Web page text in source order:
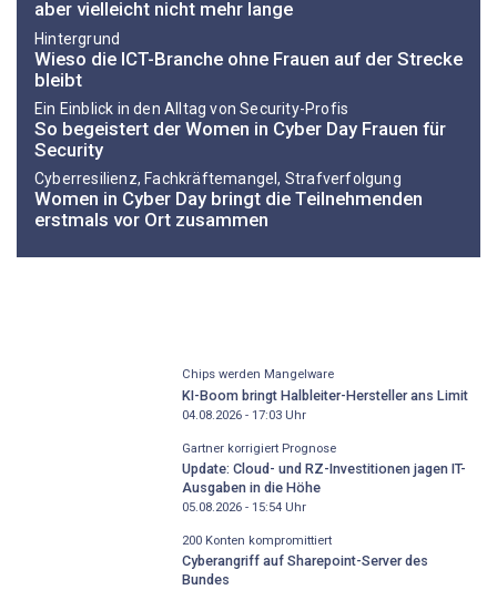
aber vielleicht nicht mehr lange
Hintergrund
Wieso die ICT-Branche ohne Frauen auf der Strecke
bleibt
Ein Einblick in den Alltag von Security-Profis
So begeistert der Women in Cyber Day Frauen für
Security
Cyberresilienz, Fachkräftemangel, Strafverfolgung
Women in Cyber Day bringt die Teilnehmenden
erstmals vor Ort zusammen
Chips werden Mangelware
KI-Boom bringt Halbleiter-Hersteller ans Limit
04.08.2026 - 17:03Uhr
Gartner korrigiert Prognose
Update: Cloud- und RZ-Investitionen jagen IT-
Ausgaben in die Höhe
05.08.2026 - 15:54Uhr
200 Konten kompromittiert
Cyberangriff auf Sharepoint-Server des
Bundes